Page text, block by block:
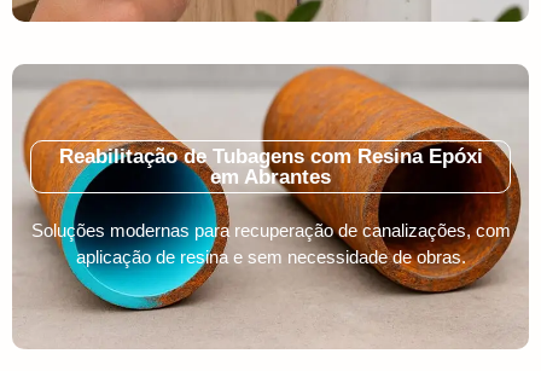
Reabilitação de Tubagens com Resina Epóxi
em Abrantes
Soluções modernas para recuperação de canalizações, com
aplicação de resina e sem necessidade de obras.